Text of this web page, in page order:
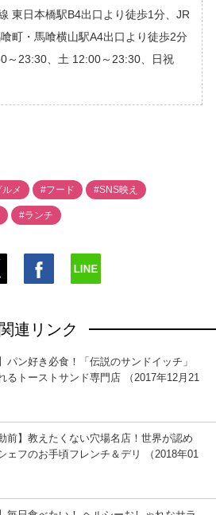
東日本橋駅B4出口より徒歩1分、JR
町・馬喰横山駅A4出口より徒歩2分
～23:30、土 12:00～23:30、日祝
メ #フード #SNS映え
#ランチ
関連リンク
パン好き必食！「伝説のサンドイッチ」
るトーストサンド専門店 （2017年12月21
前】教えたくない穴場名店！世界が認め
ェフのお手頃フレンチ＆デリ （2018年01